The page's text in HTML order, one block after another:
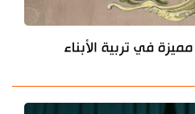
في تربية الأبناء